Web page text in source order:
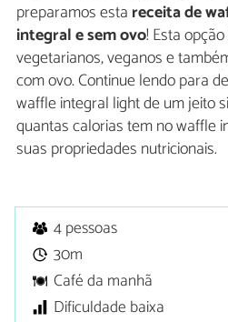
preparamos esta receita de
integral e sem ovo! Esta
vegetarianos, veganos e
com ovo. Continue lendo para
waffle integral light de um jeito
quantas calorias tem no waffle
suas propriedades nutricionais.
4 pessoas
30m
Café da manhã
Dificuldade baixa